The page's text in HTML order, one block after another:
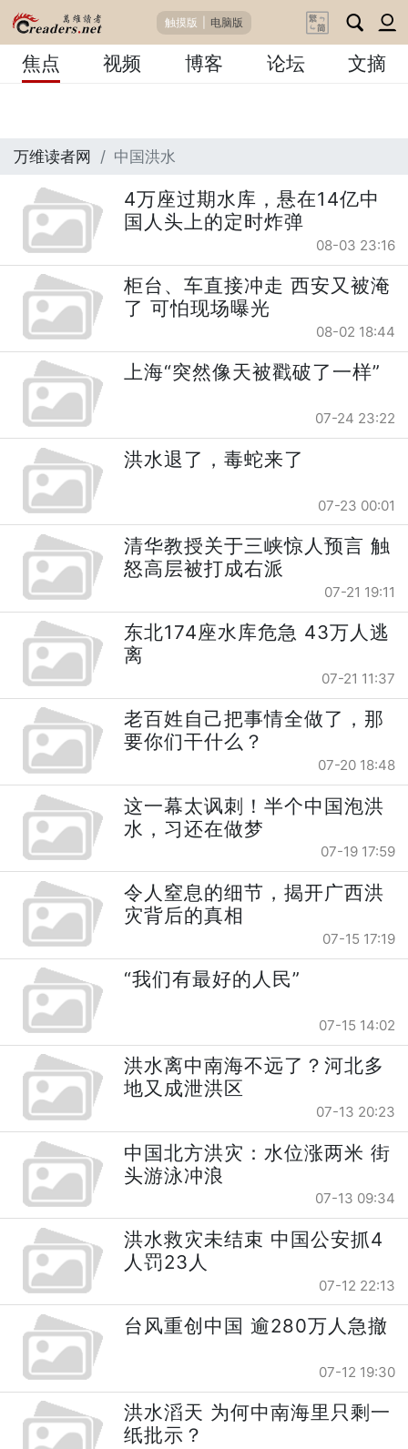
触摸版 电脑版
焦点 视频 博客 论坛 文摘
万维读者网 中国洪水
4万座过期水库，悬在14亿中
国人头上的定时炸弹
08-03 23:16
柜台、车直接冲走 西安又被淹
了 可怕现场曝光
08-02 18:44
上海“突然像天被戳破了一样”
07-24 23:22
洪水退了，毒蛇来了
07-23 00:01
清华教授关于三峡惊人预言 触
怒高层被打成右派
07-21 19:11
东北174座水库危急 43万人逃
离
07-21 11:37
老百姓自己把事情全做了，那
要你们干什么？
07-20 18:48
这一幕太讽刺！半个中国泡洪
水，习还在做梦
07-19 17:59
令人窒息的细节，揭开广西洪
灾背后的真相
07-15 17:19
“我们有最好的人民”
07-15 14:02
洪水离中南海不远了？河北多
地又成泄洪区
07-13 20:23
中国北方洪灾：水位涨两米 街
头游泳冲浪
07-13 09:34
洪水救灾未结束 中国公安抓4
人罚23人
07-12 22:13
台风重创中国 逾280万人急撤
07-12 19:30
洪水滔天 为何中南海里只剩一
纸批示？